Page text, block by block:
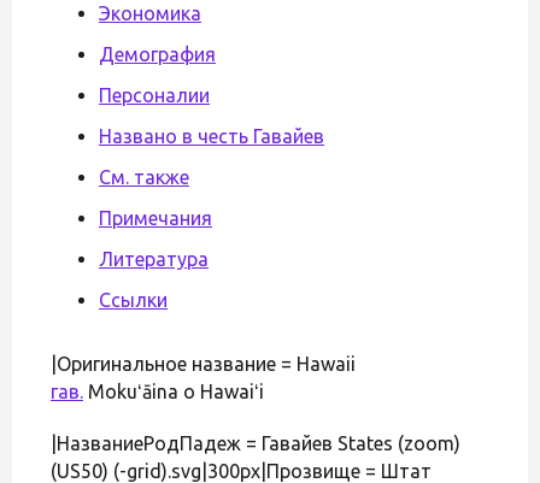
Экономика
Демография
Персоналии
Названо в честь Гавайев
См. также
Примечания
Литература
Ссылки
|Оригинальное название = Hawaii
гав. Mokuʻāina o Hawaiʻi
|НазваниеРодПадеж = Гавайев States (zoom)
(US50) (-grid).svg|300px|Прозвище = Штат